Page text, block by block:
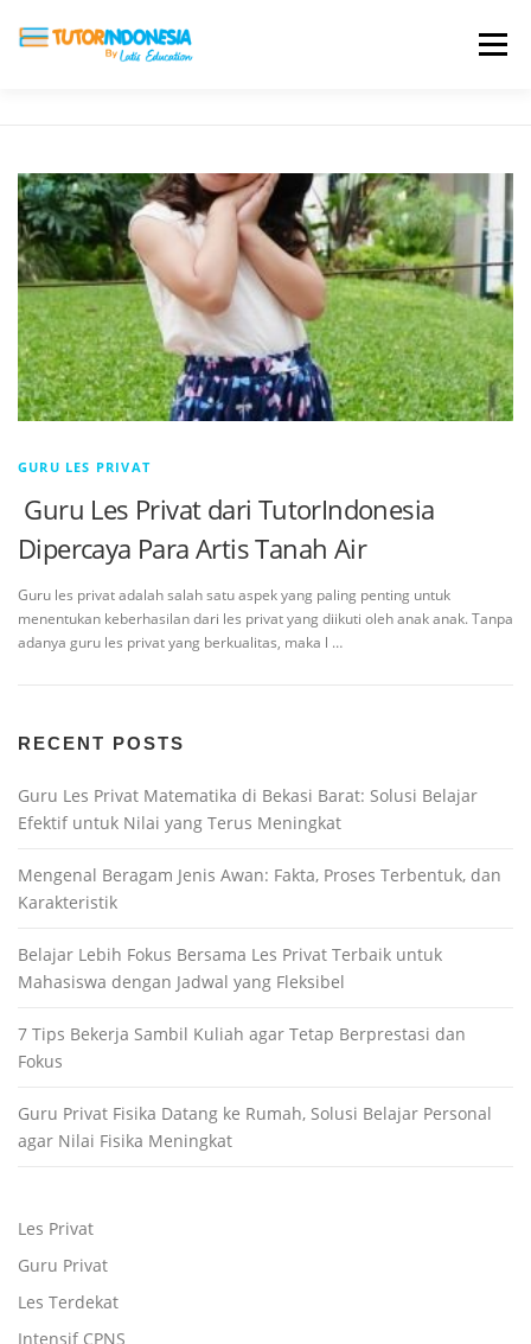
Menu
BIAYA LES TESTIMONI PROFIL ALUMNI
BLOG DAFTAR SEKOLAH
GURU LES PRIVAT
Guru Les Privat dari TutorIndonesia
Dipercaya Para Artis Tanah Air
Guru les privat adalah salah satu aspek yang paling penting untuk
menentukan keberhasilan dari les privat yang diikuti oleh anak anak. Tanpa
adanya guru les privat yang berkualitas, maka l …
RECENT POSTS
Guru Les Privat Matematika di Bekasi Barat: Solusi Belajar
Efektif untuk Nilai yang Terus Meningkat
Mengenal Beragam Jenis Awan: Fakta, Proses Terbentuk, dan
Karakteristik
Belajar Lebih Fokus Bersama Les Privat Terbaik untuk
Mahasiswa dengan Jadwal yang Fleksibel
7 Tips Bekerja Sambil Kuliah agar Tetap Berprestasi dan
Fokus
Guru Privat Fisika Datang ke Rumah, Solusi Belajar Personal
agar Nilai Fisika Meningkat
Les Privat
Guru Privat
Les Terdekat
Intensif CPNS